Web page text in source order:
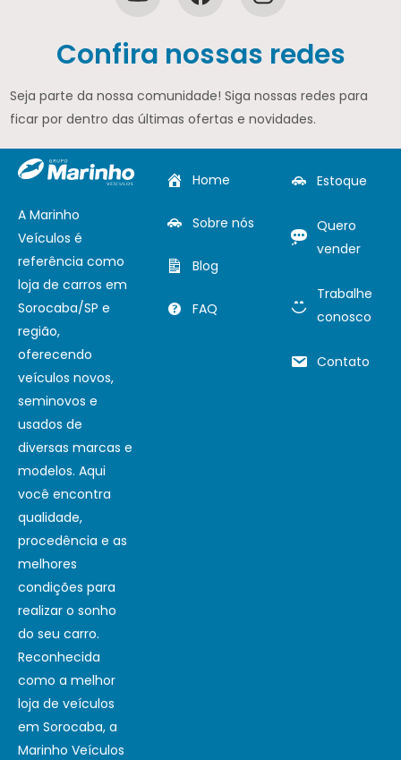
Confira nossas redes
Seja parte da nossa comunidade! Siga nossas redes para
ficar por dentro das últimas ofertas e novidades.
A Marinho
Veículos é
referência como
loja de carros em
Sorocaba/SP e
região,
oferecendo
veículos novos,
seminovos e
usados de
diversas marcas e
modelos. Aqui
você encontra
qualidade,
procedência e as
melhores
condições para
realizar o sonho
do seu carro.
Reconhecida
como a melhor
loja de veículos
em Sorocaba, a
Marinho Veículos
Home
Sobre nós
Blog
FAQ
Estoque
Quero
vender
Trabalhe
conosco
Contato